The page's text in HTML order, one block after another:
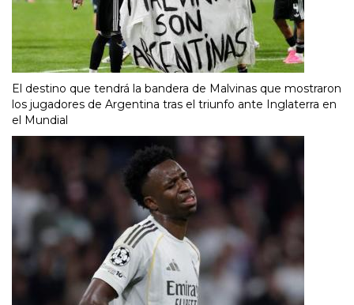
El destino que tendrá la bandera de Malvinas que mostraron
los jugadores de Argentina tras el triunfo ante Inglaterra en
el Mundial